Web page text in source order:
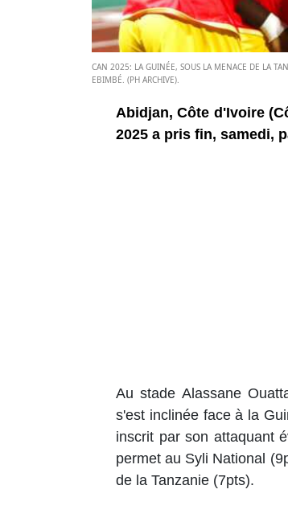
CAN 2025: LA GUINÉE, SOUS LA MENACE DE LA
EBIMBÉ. (PH ARCHIVE).
Abidjan, Côte d'Ivoire
2025 a pris fin, samedi,
Au stade Alassane
s'est inclinée face à la
inscrit par son attaquant
permet au Syli National
de la Tanzanie (7pts).